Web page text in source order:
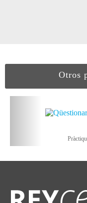
Otros